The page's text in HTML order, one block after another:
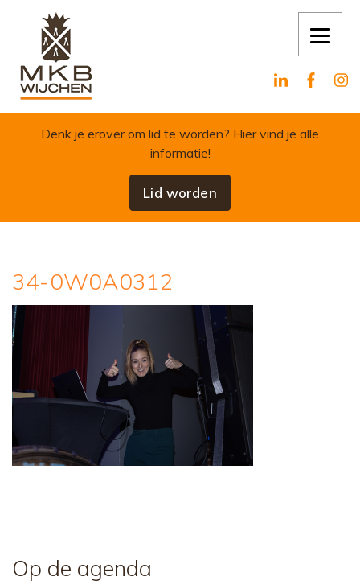
Skip to content
Denk je erover om lid te worden? Hier vind je alle
informatie!
Lid worden
34-0W0A0312
Op de agenda